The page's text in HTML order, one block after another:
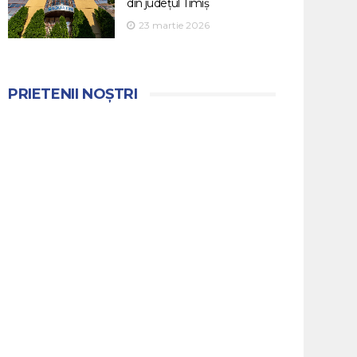
din județul Timiș
23 martie 2026
PRIETENII NOȘTRI